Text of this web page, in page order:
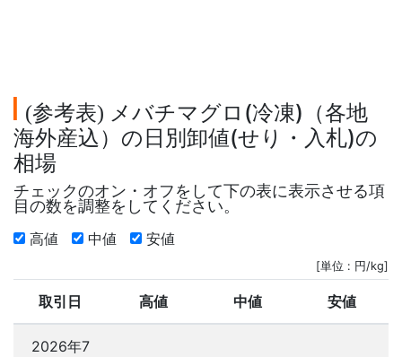
(参考表) メバチマグロ(冷凍)（各地
海外産込）の日別卸値(せり・入札)の
相場
チェックのオン・オフをして下の表に表示させる項
目の数を調整をしてください。
高値 中値 安値
[単位 : 円/kg]
取引日 高値 中値 安値
2026年7